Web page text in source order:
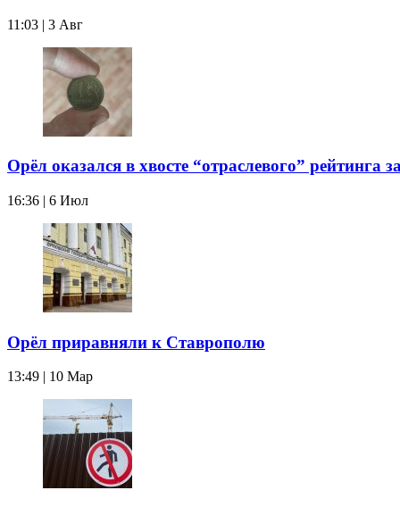
11:03 | 3 Авг
Орёл оказался в хвосте “отраслевого” рейтинга
16:36 | 6 Июл
Орёл приравняли к Ставрополю
13:49 | 10 Мар